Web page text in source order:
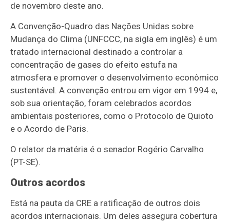
de novembro deste ano.
A Convenção-Quadro das Nações Unidas sobre
Mudança do Clima (UNFCCC, na sigla em inglês) é um
tratado internacional destinado a controlar a
concentração de gases do efeito estufa na
atmosfera e promover o desenvolvimento econômico
sustentável. A convenção entrou em vigor em 1994 e,
sob sua orientação, foram celebrados acordos
ambientais posteriores, como o Protocolo de Quioto
e o Acordo de Paris.
O relator da matéria é o senador Rogério Carvalho
(PT-SE).
Outros acordos
Está na pauta da CRE a ratificação de outros dois
acordos internacionais. Um deles assegura cobertura